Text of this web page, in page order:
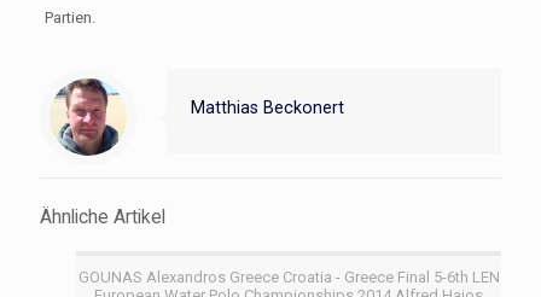
Partien.
Matthias Beckonert
Ähnliche Artikel
GOUNAS Alexandros Greece Croatia - Greece Final 5-6th LEN